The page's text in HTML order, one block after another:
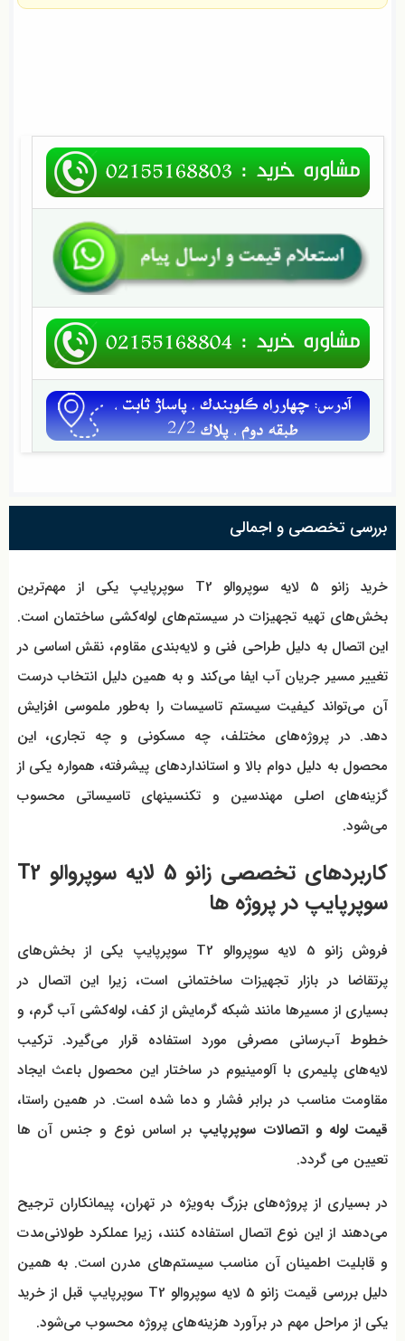
بررسی تخصصی و اجمالی
خرید زانو 5 لایه سوپروالو T2 سوپرپایپ یکی از مهم‌ترین
بخش‌های تهیه تجهیزات در سیستم‌های لوله‌کشی ساختمان است.
این اتصال به دلیل طراحی فنی و لایه‌بندی مقاوم، نقش اساسی در
تغییر مسیر جریان آب ایفا می‌کند و به همین دلیل انتخاب درست
آن می‌تواند کیفیت سیستم تاسیسات را به‌طور ملموسی افزایش
دهد. در پروژه‌های مختلف، چه مسکونی و چه تجاری، این
محصول به دلیل دوام بالا و استانداردهای پیشرفته، همواره یکی از
گزینه‌های اصلی مهندسین و تکنسینهای تاسیساتی محسوب
می‌شود.
کاربردهای تخصصی زانو 5 لایه سوپروالو T2
سوپرپایپ در پروژه ها
فروش زانو 5 لایه سوپروالو T2 سوپرپایپ یکی از بخش‌های
پرتقاضا در بازار تجهیزات ساختمانی است، زیرا این اتصال در
بسیاری از مسیرها مانند شبکه گرمایش از کف، لوله‌کشی آب گرم، و
خطوط آب‌رسانی مصرفی مورد استفاده قرار می‌گیرد. ترکیب
لایه‌های پلیمری با آلومینیوم در ساختار این محصول باعث ایجاد
مقاومت مناسب در برابر فشار و دما شده است. در همین راستا،
قیمت لوله و اتصالات سوپرپایپ بر اساس نوع و جنس آن ها
تعیین می گردد.
در بسیاری از پروژه‌های بزرگ به‌ویژه در تهران، پیمانکاران ترجیح
می‌دهند از این نوع اتصال استفاده کنند، زیرا عملکرد طولانی‌مدت
و قابلیت اطمینان آن مناسب سیستم‌های مدرن است. به همین
دلیل بررسی قیمت زانو 5 لایه سوپروالو T2 سوپرپایپ قبل از خرید
یکی از مراحل مهم در برآورد هزینه‌های پروژه محسوب می‌شود.